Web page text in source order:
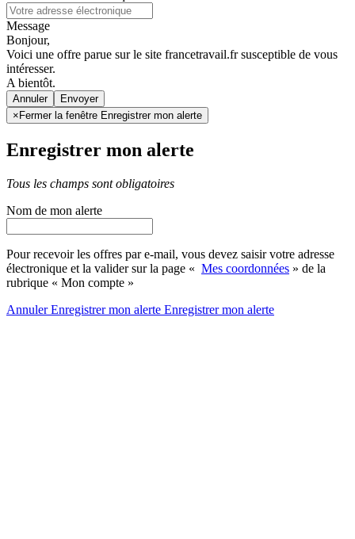
Message
Bonjour,
Voici une offre parue sur le site francetravail.fr susceptible de vous
intéresser.
A bientôt.
Annuler
× Fermer la fenêtre Enregistrer mon alerte
Enregistrer mon alerte
Tous les champs sont obligatoires
Nom de mon alerte
Pour recevoir les offres par e-mail, vous devez saisir votre adresse
électronique et la valider sur la page « Mes coordonnées » de la
rubrique « Mon compte »
AnnulerEnregistrer mon alerte Enregistrermon alerte